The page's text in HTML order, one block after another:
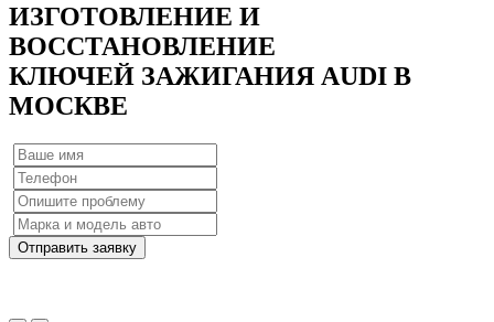
ИЗГОТОВЛЕНИЕ И
ВОССТАНОВЛЕНИЕ
КЛЮЧЕЙ ЗАЖИГАНИЯ AUDI В
МОСКВЕ
Отправить заявку